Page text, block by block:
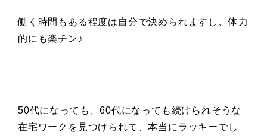
働く時間もある程度は自分で決められますし、体力
的にも楽チン♪
50代になっても、60代になっても続けられそうな
在宅ワークを見つけられて、本当にラッキーでし